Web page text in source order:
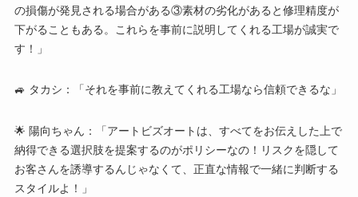
の損傷が発見される場合がある③素材の劣化があると修理精度が
下がることもある。これらを事前に説明してくれる工場が誠実で
す！」
🚙 タカシ：「それを事前に教えてくれる工場なら信頼できるな」
🌟 陽向ちゃん：「アートビズオートは、すべてをお伝えした上で
納得できる選択肢を提案するのがポリシーなの！リスクを隠して
お客さんを誘導するんじゃなくて、正直な情報で一緒に判断する
スタイルよ！」